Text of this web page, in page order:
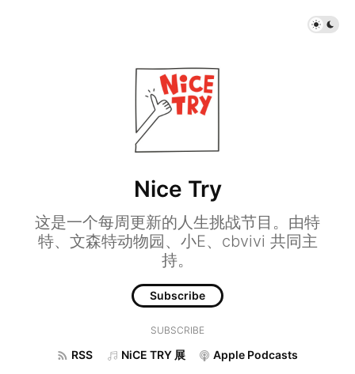
Nice Try
这是一个每周更新的人生挑战节目。由特
特、文森特动物园、小E、cbvivi 共同主
持。
Subscribe
SUBSCRIBE
RSS NiCE TRY 展 Apple Podcasts